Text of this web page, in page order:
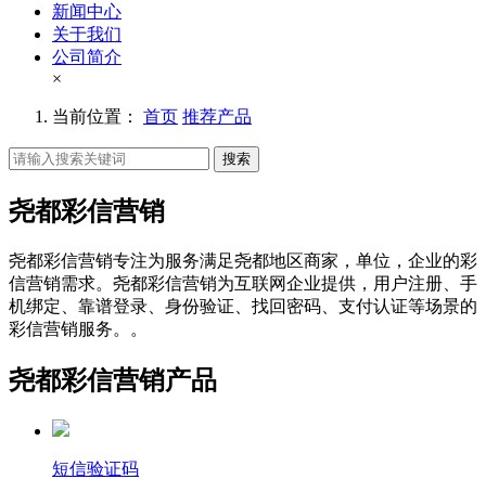
新闻中心
关于我们
公司简介
×
当前位置： 首页 推荐产品
搜索
尧都彩信营销
尧都彩信营销专注为服务满足尧都地区商家，单位，企业的彩
信营销需求。尧都彩信营销为互联网企业提供，用户注册、手
机绑定、靠谱登录、身份验证、找回密码、支付认证等场景的
彩信营销服务。。
尧都彩信营销产品
短信验证码